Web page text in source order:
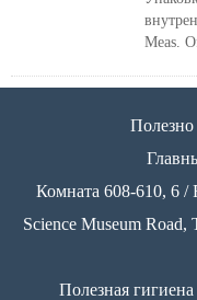
Meas.
Комната 608-610, 6 /
Science Museum Road,
Полезная